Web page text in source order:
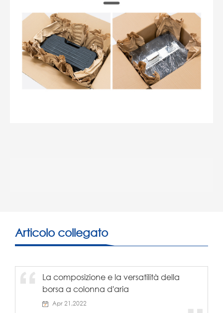
Articolo collegato
La composizione e la versatilità della
borsa a colonna d'aria
Apr 21,2022